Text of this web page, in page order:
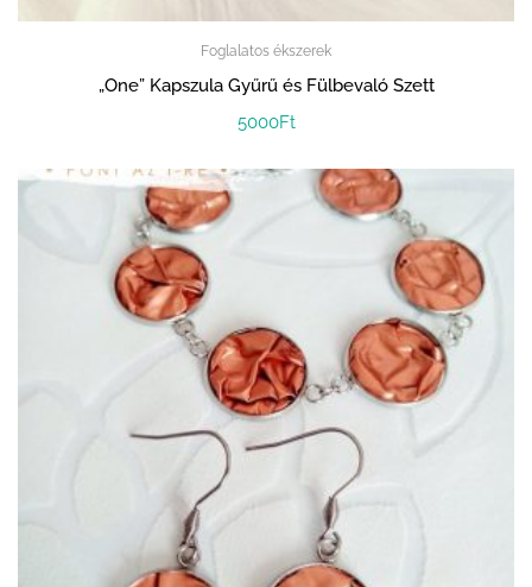
Foglalatos ékszerek
„One” Kapszula Gyűrű és Fülbevaló Szett
5000Ft